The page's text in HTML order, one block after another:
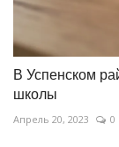
В Успенском
школы
Апрель 20, 2023 0